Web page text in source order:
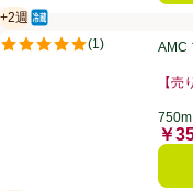
AMC アップルジュース
+2週
賞味・消費期限保証：2週
冷蔵食品
(1)
評価は1件のレビューで5点
AMC
【
価格
￥